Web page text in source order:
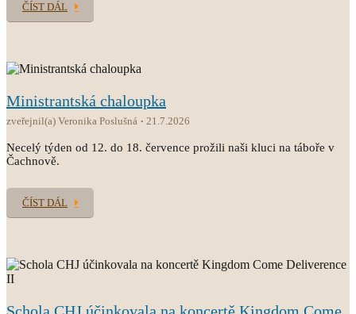
ČÍST DÁL
Ministrantská chaloupka
zveřejnil(a) Veronika Poslušná 21.7.2026
Necelý týden od 12. do 18. července prožili naši kluci na táboře v
Čachnově.
ČÍST DÁL